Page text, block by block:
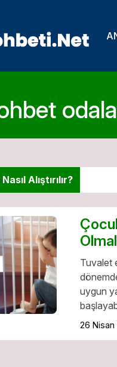
Alıştırılır?
Tuvalet
uygun
26